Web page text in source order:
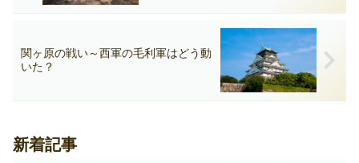
関ヶ原の戦い～西軍の毛利軍はどう動
いた？
新着記事